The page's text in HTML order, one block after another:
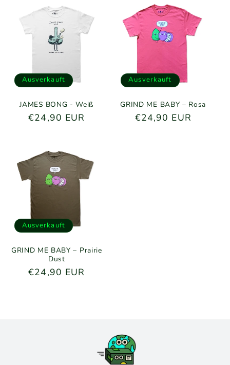
Ausverkauft
JAMES BONG - Weiß
Normaler
€24,90 EUR
Ausverkauft
GRIND ME BABY – Rosa
Normaler
€24,90 EUR
Ausverkauft
GRIND ME BABY – Prairie
Dust
Normaler
€24,90 EUR